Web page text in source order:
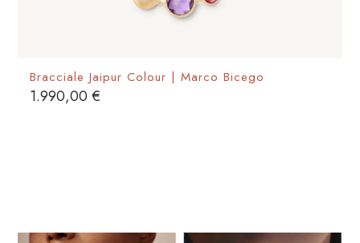
Bracciale Jaipur Colour | Marco Bicego
1.990,00€